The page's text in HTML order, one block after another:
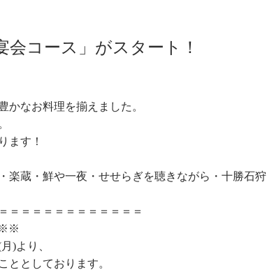
会コース」がスタート！
かなお料理を揃えました。
ます！
楽蔵・鮮や一夜・せせらぎを聴きながら・十勝石狩
＝＝＝＝＝＝＝＝＝＝＝＝
)より、
ととしております。